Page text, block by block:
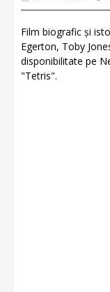
Film biografic și
Egerton, Toby
disponibilitate pe
"Tetris".